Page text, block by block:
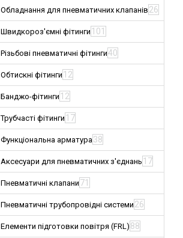
Обладнання для пневматичних клапанів 26
Швидкороз'ємні фітинги 101
Різьбові пневматичні фітинги40
Обтискні фітинги 12
Банджо-фітинги 12
Трубчасті фітинги 17
Функціональна арматура38
Аксесуари для пневматичних з'єднань 17
Пневматичні клапани 71
Пневматичні трубопровідні системи 26
Елементи підготовки повітря (FRL) 88